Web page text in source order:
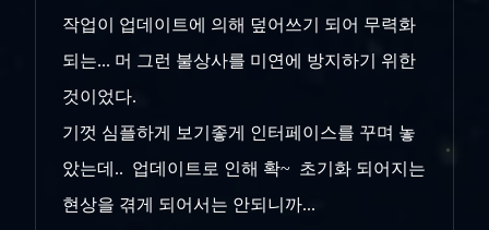
작업이 업데이트에 의해 덮어쓰기 되어 무력화
되는... 머 그런 불상사를 미연에 방지하기 위한
것이었다.
기껏 심플하게 보기좋게 인터페이스를 꾸며 놓
았는데.. 업데이트로 인해 확~ 초기화 되어지는
현상을 겪게 되어서는 안되니까...